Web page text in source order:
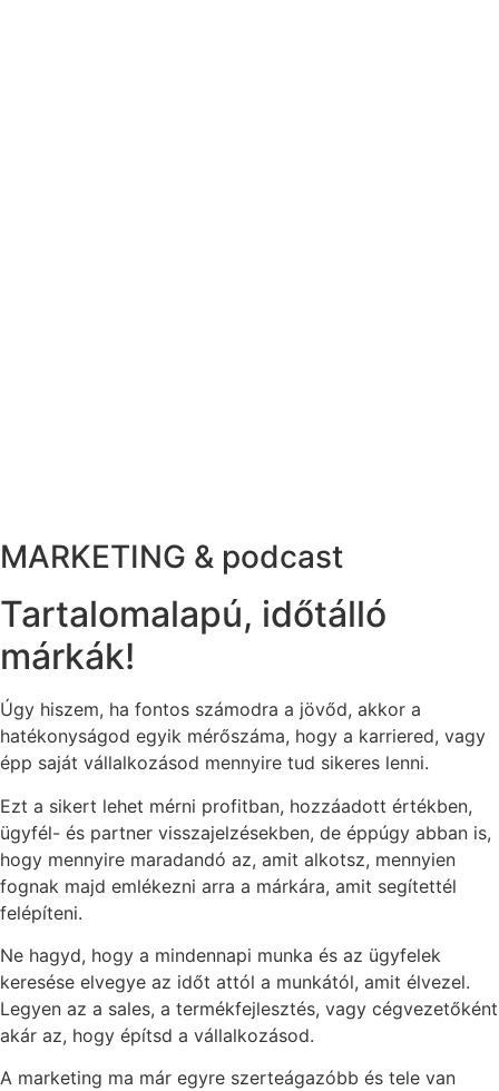
MARKETING & podcast
Tartalomalapú, időtálló
márkák!
Úgy hiszem, ha fontos számodra a jövőd, akkor a
hatékonyságod egyik mérőszáma, hogy a karriered, vagy
épp saját vállalkozásod mennyire tud sikeres lenni.
Ezt a sikert lehet mérni profitban, hozzáadott értékben,
ügyfél- és partner visszajelzésekben, de éppúgy abban is,
hogy mennyire maradandó az, amit alkotsz, mennyien
fognak majd emlékezni arra a márkára, amit segítettél
felépíteni.
Ne hagyd, hogy a mindennapi munka és az ügyfelek
keresése elvegye az időt attól a munkától, amit élvezel.
Legyen az a sales, a termékfejlesztés, vagy cégvezetőként
akár az, hogy építsd a vállalkozásod.
A marketing ma már egyre szerteágazóbb és tele van